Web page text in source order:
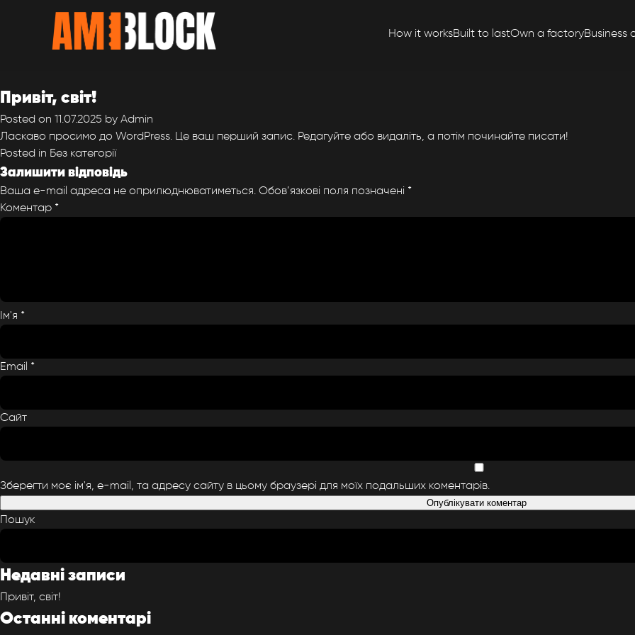
How it worksBuilt to lastOwn a factoryBusiness
Привіт, світ!
Posted on 11.07.2025 by Admin
Ласкаво просимо до WordPress. Це ваш перший запис. Редагуйте або видаліть, а потім починайте писати!
Posted in Без категорії
Залишити відповідь
Ваша e-mail адреса не оприлюднюватиметься. Обов’язкові поля позначені *
Коментар *
Ім'я *
Email *
Сайт
Зберегти моє ім'я, e-mail, та адресу сайту в цьому браузері для моїх подальших коментарів.
Пошук
Недавні записи
Привіт, світ!
Останні коментарі